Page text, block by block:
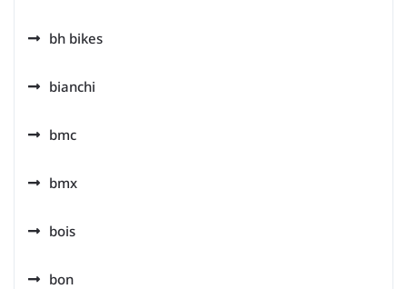
bh bikes
bianchi
bmc
bmx
bois
bon